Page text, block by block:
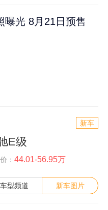
曝光 8月21日预售
新车
E级
： 44.01-56.95万
车型频道 新车图片